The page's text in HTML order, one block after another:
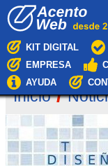
KIT DIGITAL
EMPRESA
AYUDA
Inicio /